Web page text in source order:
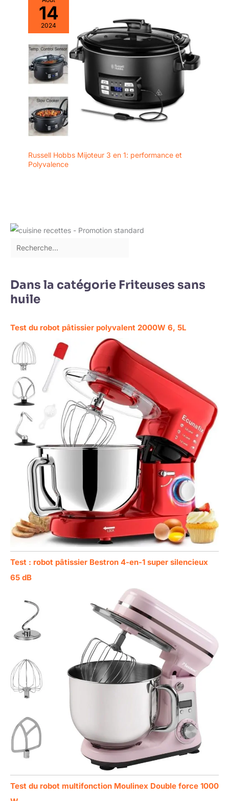
14
2024
Russell Hobbs Mijoteur 3 en 1: performance et
Polyvalence
Dans la catégorie Friteuses sans
huile
Test du robot pâtissier polyvalent 2000W 6, 5L
Test : robot pâtissier Bestron 4-en-1 super silencieux
65 dB
Test du robot multifonction Moulinex Double force 1000